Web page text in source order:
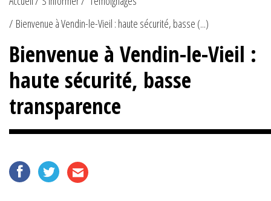
Bienvenue à Vendin-le-Vieil : haute sécurité, basse (...)
Bienvenue à Vendin-le-Vieil :
haute sécurité, basse
transparence